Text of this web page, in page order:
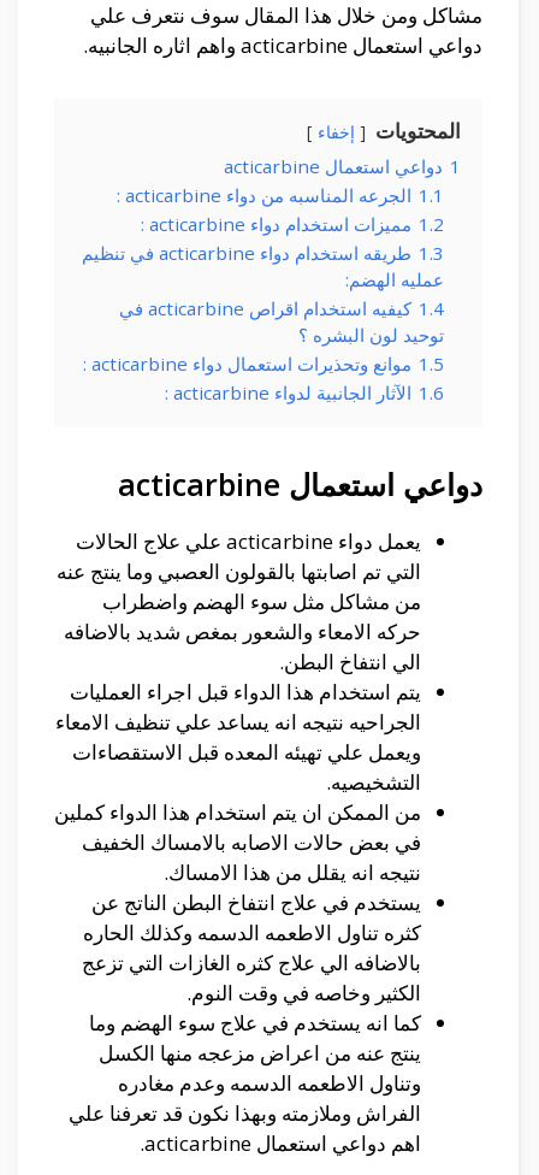
مشاكل ومن خلال هذا المقال سوف نتعرف علي
دواعي استعمال acticarbine واهم اثاره الجانبيه.
المحتويات إخفاء
1 دواعي استعمال acticarbine
1.1 الجرعه المناسبه من دواء acticarbine :
1.2 مميزات استخدام دواء acticarbine :
1.3
طريقه استخدام دواء acticarbine في تنظيم
عمليه الهضم:
1.4
كيفيه استخدام اقراص acticarbine في
توحيد لون البشره ؟
1.5 موانع وتحذيرات استعمال دواء acticarbine :
1.6 الآثار الجانبية لدواء acticarbine :
دواعي استعمال acticarbine
يعمل دواء acticarbine علي علاج الحالات
التي تم اصابتها بالقولون العصبي وما ينتج عنه
من مشاكل مثل سوء الهضم واضطراب
حركه الامعاء والشعور بمغص شديد بالاضافه
الي انتفاخ البطن.
يتم استخدام هذا الدواء قبل اجراء العمليات
الجراحيه نتيجه انه يساعد علي تنظيف الامعاء
ويعمل علي تهيئه المعده قبل الاستقصاءات
التشخيصيه.
من الممكن ان يتم استخدام هذا الدواء كملين
في بعض حالات الاصابه بالامساك الخفيف
نتيجه انه يقلل من هذا الامساك.
يستخدم في علاج انتفاخ البطن الناتج عن
كثره تناول الاطعمه الدسمه وكذلك الحاره
بالاضافه الي علاج كثره الغازات التي تزعج
الكثير وخاصه في وقت النوم.
كما انه يستخدم في علاج سوء الهضم وما
ينتج عنه من اعراض مزعجه منها الكسل
وتناول الاطعمه الدسمه وعدم مغادره
الفراش وملازمته وبهذا نكون قد تعرفنا علي
اهم دواعي استعمال acticarbine.